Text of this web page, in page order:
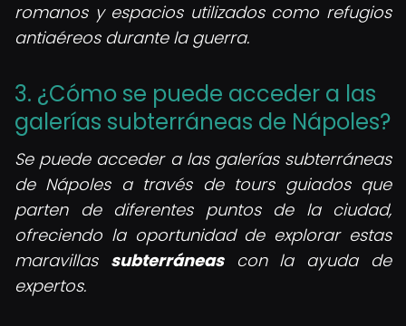
romanos y espacios utilizados como refugios
antiaéreos durante la guerra.
3. ¿Cómo se puede acceder a las
galerías subterráneas de Nápoles?
Se puede acceder a las galerías subterráneas
de Nápoles a través de tours guiados que
parten de diferentes puntos de la ciudad,
ofreciendo la oportunidad de explorar estas
maravillas subterráneascon la ayuda de
expertos.